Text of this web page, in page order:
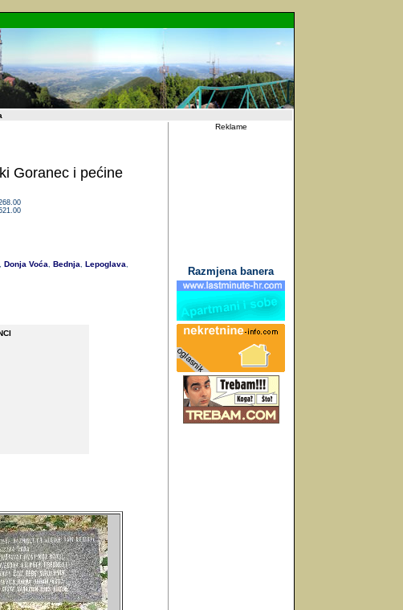
Goranec i pećine
, Donja Voća, Bednja, Lepoglava,
Reklame
Razmjena banera